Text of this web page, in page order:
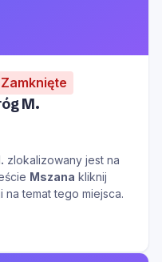
Zamknięte
M.
zlokalizowany jest na
Mszana kliknij
temat tego miejsca.